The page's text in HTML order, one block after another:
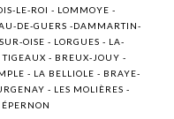
LE-ROI - LOMMOYE -
DE-GUERS -DAMMARTIN-
OISE - LORGUES - LA-
- BREUX-JOUY -
- LA BELLIOLE - BRAYE-
- LES MOLIÈRES -